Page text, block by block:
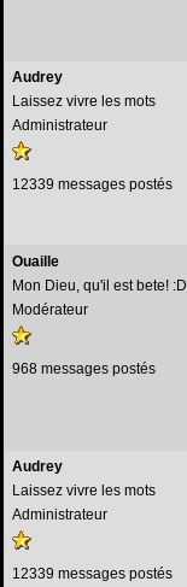
Audrey
Laissez vivre les mots
Administrateur
12339 messages postés
Ouaille
Mon Dieu, qu'il est bete! :D
Modérateur
968 messages postés
Audrey
Laissez vivre les mots
Administrateur
12339 messages postés